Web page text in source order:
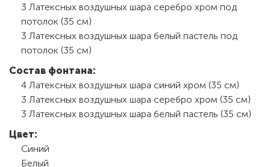
3 Латексных воздушных шара серебро хром под
потолок (35 см)
3 Латексных воздушных шара белый пастель под
потолок (35 см)
Состав фонтана:
4 Латексных воздушных шара синий хром (35 см)
3 Латексных воздушных шара серебро хром (35 см)
3 Латексных воздушных шара белый пастель (35 см)
Цвет:
Синий
Белый